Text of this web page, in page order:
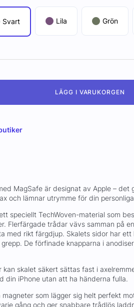
Svart Lila Grön
LÄGG I VARUKORGEN
MagSafe är designat av Apple –
och lämnar utrymme för din
speciellt TechWoven-material som
Flerfärgade trådar vävs samman på
med rikt färgdjup. Skalets sidor har
De förfinade knapparna i
skalet säkert sättas fast i
din iPhone utan att ha händerna fulla.
som lägger sig helt perfekt
gång och ger snabbare trådlös